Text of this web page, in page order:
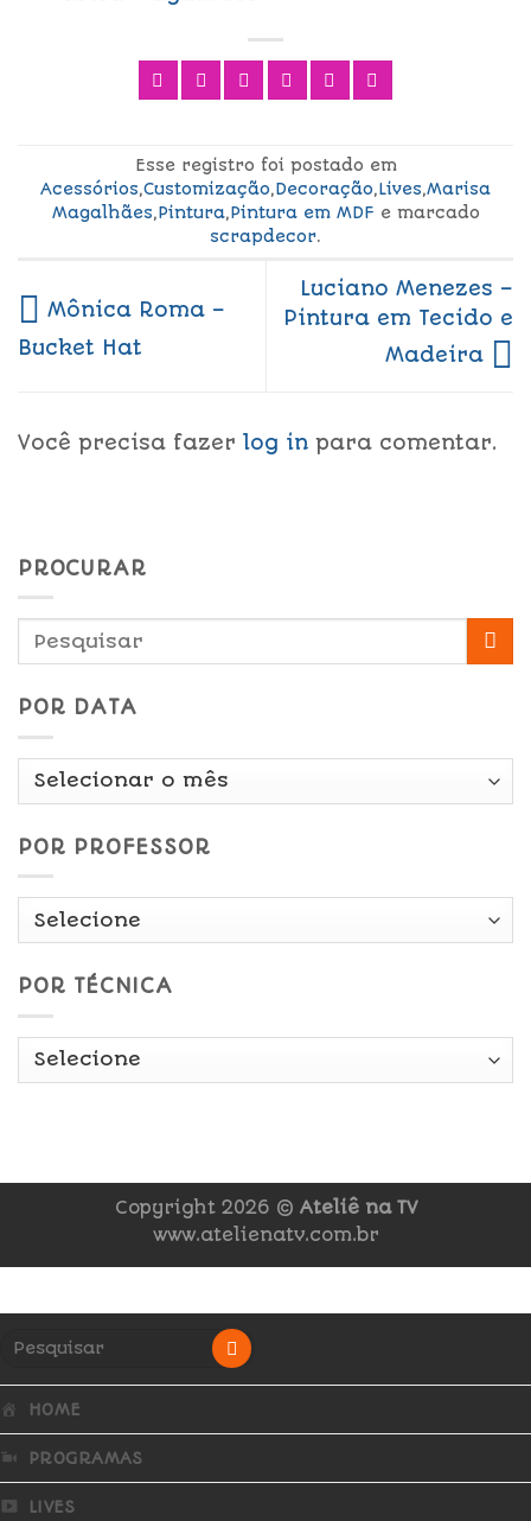
Esse registro foi postado em
Acessórios,Customização,Decoração,Lives,Marisa
Magalhães,Pintura,Pintura em MDF e marcado
scrapdecor.
Mônica Roma –
Bucket Hat
Luciano Menezes –
Pintura em Tecido e
Madeira
Você precisa fazer log in para comentar.
PROCURAR
POR DATA
Por
POR PROFESSOR
POR TÉCNICA
Copyright 2026 © Ateliê na TV
www.atelienatv.com.br
HOME
PROGRAMAS
LIVES